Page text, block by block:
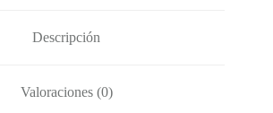
Descripción
Valoraciones (0)